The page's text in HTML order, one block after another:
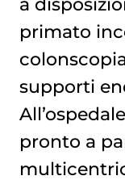
primato
supporti
pronto a